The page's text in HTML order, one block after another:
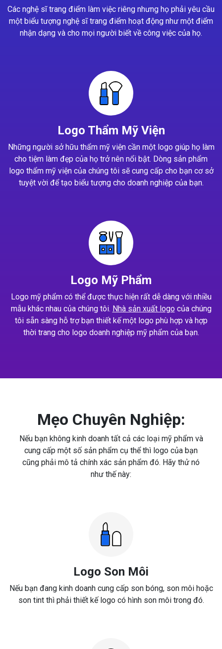
Các nghệ sĩ trang điểm làm việc riêng nhưng họ phải yêu cầu
một biểu tượng nghệ sĩ trang điểm hoạt động như một điểm
nhận dạng và cho mọi người biết về công việc của họ.
Logo Thẩm Mỹ Viện
Những người sở hữu thẩm mỹ viện cần một logo giúp họ làm
cho tiệm làm đẹp của họ trở nên nổi bật. Dòng sản phẩm
logo thẩm mỹ viện của chúng tôi sẽ cung cấp cho bạn cơ sở
tuyệt vời để tạo biểu tượng cho doanh nghiệp của bạn.
Logo Mỹ Phẩm
Logo mỹ phẩm có thể được thực hiện rất dễ dàng với nhiều
mẫu khác nhau của chúng tôi. Nhà sản xuất logocủa chúng
tôi sẵn sàng hỗ trợ bạn thiết kế một logo phù hợp và hợp
thời trang cho logo doanh nghiệp mỹ phẩm của bạn.
Mẹo Chuyên Nghiệp:
Nếu bạn không kinh doanh tất cả các loại mỹ phẩm và
cung cấp một số sản phẩm cụ thể thì logo của bạn
cũng phải mô tả chính xác sản phẩm đó. Hãy thử nó
như thế này:
Logo Son Môi
Nếu bạn đang kinh doanh cung cấp son bóng, son môi hoặc
son tint thì phải thiết kế logo có hình son môi trong đó.